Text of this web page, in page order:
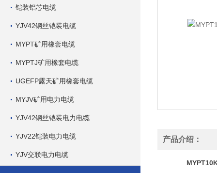
铠装铝芯电缆
YJV42钢丝铠装电缆
MYPT矿用橡套电缆
MYPTJ矿用橡套电缆
UGEFP露天矿用橡套电缆
MYJV矿用电力电缆
YJV42钢丝铠装电力电缆
YJV22铠装电力电缆
YJV交联电力电缆
产品介绍：